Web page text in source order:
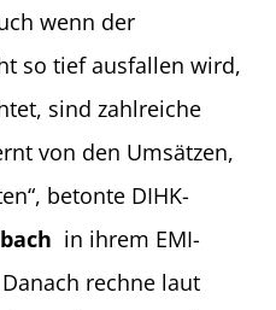
wenn der
so tief ausfallen wird,
sind zahlreiche
von den Umsätzen,
betonte DIHK-
in ihrem EMI-
rechne laut